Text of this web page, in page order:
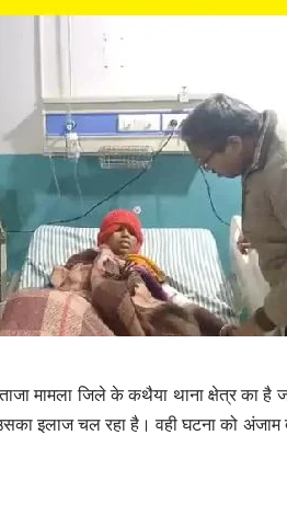
मामला जिले के कथैया थाना क्षेत्र का
इलाज चल रहा है। वही घटना को